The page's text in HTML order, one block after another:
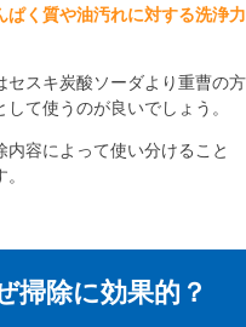
ぱく質や油汚れに対する洗浄力
セスキ炭酸ソーダより重曹の方
て使うのが良いでしょう。
容によって使い分けること
掃除に効果的？